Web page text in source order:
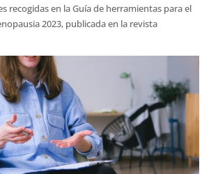
recogidas en la Guía de herramientas para el
2023, publicada en la revista